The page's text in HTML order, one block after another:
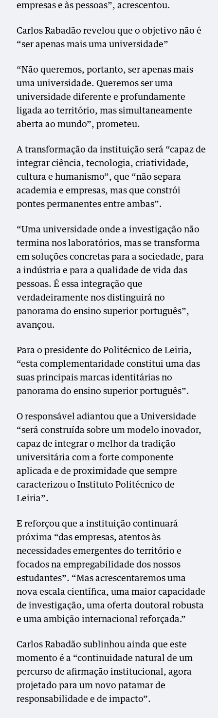
empresas e às pessoas”, acrescentou.
Carlos Rabadão revelou que o objetivo não é
“ser apenas mais uma universidade”
“Não queremos, portanto, ser apenas mais
uma universidade. Queremos ser uma
universidade diferente e profundamente
ligada ao território, mas simultaneamente
aberta ao mundo”, prometeu.
A transformação da instituição será “capaz de
integrar ciência, tecnologia, criatividade,
cultura e humanismo”, que “não separa
academia e empresas, mas que constrói
pontes permanentes entre ambas”.
“Uma universidade onde a investigação não
termina nos laboratórios, mas se transforma
em soluções concretas para a sociedade, para
a indústria e para a qualidade de vida das
pessoas. É essa integração que
verdadeiramente nos distinguirá no
panorama do ensino superior português”,
avançou.
Para o presidente do Politécnico de Leiria,
“esta complementaridade constitui uma das
suas principais marcas identitárias no
panorama do ensino superior português”.
O responsável adiantou que a Universidade
“será construída sobre um modelo inovador,
capaz de integrar o melhor da tradição
universitária com a forte componente
aplicada e de proximidade que sempre
caracterizou o Instituto Politécnico de
Leiria”.
E reforçou que a instituição continuará
próxima “das empresas, atentos às
necessidades emergentes do território e
focados na empregabilidade dos nossos
estudantes”. “Mas acrescentaremos uma
nova escala científica, uma maior capacidade
de investigação, uma oferta doutoral robusta
e uma ambição internacional reforçada.”
Carlos Rabadão sublinhou ainda que este
momento é a “continuidade natural de um
percurso de afirmação institucional, agora
projetado para um novo patamar de
responsabilidade e de impacto”.